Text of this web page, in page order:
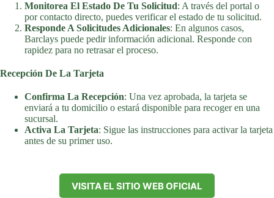
Monitorea El Estado De Tu Solicitud: A través del portal o
por contacto directo, puedes verificar el estado de tu solicitud.
Responde A Solicitudes Adicionales: En algunos casos,
Barclays puede pedir información adicional. Responde con
rapidez para no retrasar el proceso.
Recepción De La Tarjeta
Confirma La Recepción: Una vez aprobada, la tarjeta se
enviará a tu domicilio o estará disponible para recoger en una
sucursal.
Activa La Tarjeta: Sigue las instrucciones para activar la tarjeta
antes de su primer uso.
VISITA EL SITIO WEB OFICIAL